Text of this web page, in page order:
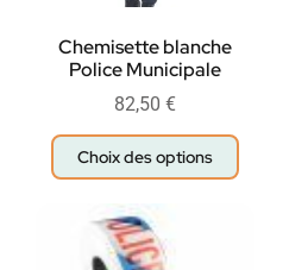
Chemisette blanche
Police Municipale
82,50 €
Choix des options